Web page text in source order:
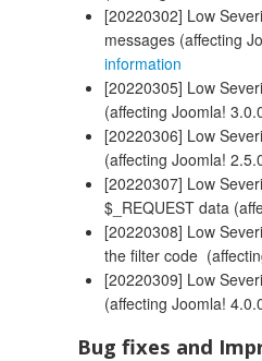
[20220302] Low
messages (affecting
information
[20220305] Low
(affecting Joomla!
[20220306] Low
(affecting Joomla!
[20220307] Low
$_REQUEST data
[20220308] Low
the filter code
[20220309] Low
(affecting Joomla!
Bug fixes and